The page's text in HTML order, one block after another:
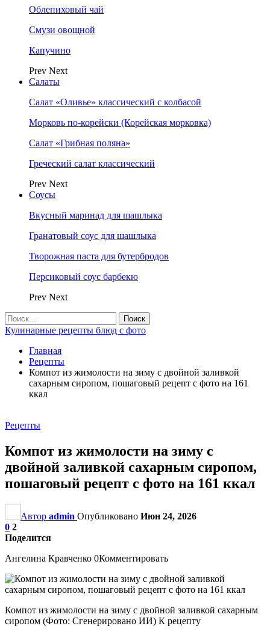
Облепиховый чай
Смузи овощной
Капучино
Prev Next
Салаты
Салат «Оливье» классический с колбасой
Морковь по-корейски (Корейская морковка)
Салат «Грибная поляна»
Греческий салат классический
Prev Next
Соусы
Вкусный маринад для шашлыка
Гранатовый соус для шашлыка
Творожная паста для бутербродов
Персиковый соус барбекю
Prev Next
Кулинарные рецепты блюд с фото
Главная
Рецепты
Компот из жимолости на зиму с двойной заливкой
сахарным сиропом, пошаговый рецепт с фото на 161
ккал
Рецепты
Компот из жимолости на зиму с
двойной заливкой сахарным сиропом,
пошаговый рецепт с фото на 161 ккал
Автор admin Опубликовано Июн 24, 2026
0 2
Поделится
Ангелина Кравченко 0Комментировать
Компот из жимолости на зиму с двойной заливкой сахарным
сиропом (Фото: Сгенерировано ИИ) К рецепту